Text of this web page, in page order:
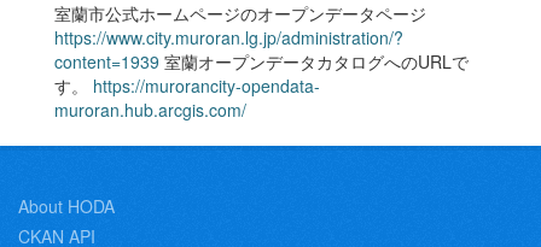
室蘭市公式ホームページのオープンデータページ
https://www.city.muroran.lg.jp/administration/?
content=1939 室蘭オープンデータカタログへのURLで
す。 https://murorancity-opendata-
muroran.hub.arcgis.com/
About HODA
CKAN API